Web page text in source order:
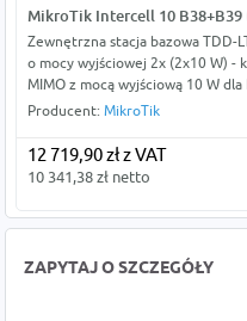
MikroTik Intercell 10 B38+B39
Zewnętrzna stacja bazowa TDD-
o mocy wyjściowej 2x (2x10 W) -
MIMO z mocą wyjściową 10 W dla
Producent: MikroTik
12 719,90 zł z VAT
10 341,38 zł netto
ZAPYTAJ O SZCZEGÓŁY